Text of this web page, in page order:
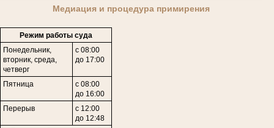
Медиация и процедура примирения
Режим работы суда
Понедельник,
вторник, среда,
четверг
с 08:00
до 17:00
Пятница
с 08:00
до 16:00
Перерыв
с 12:00
до 12:48